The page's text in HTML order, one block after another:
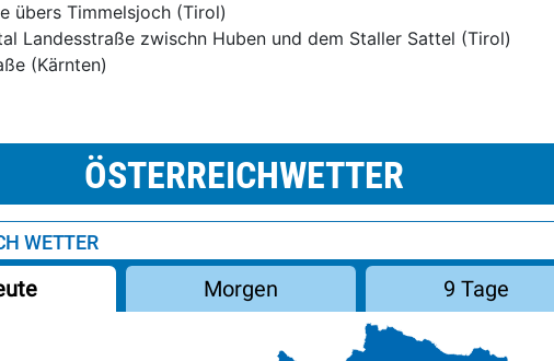
übers Timmelsjoch (Tirol)
Landesstraße zwischn Huben und dem Staller Sattel (Tirol)
(Kärnten)
ÖSTERREICHWETTER
WETTER
Morgen 9 Tage